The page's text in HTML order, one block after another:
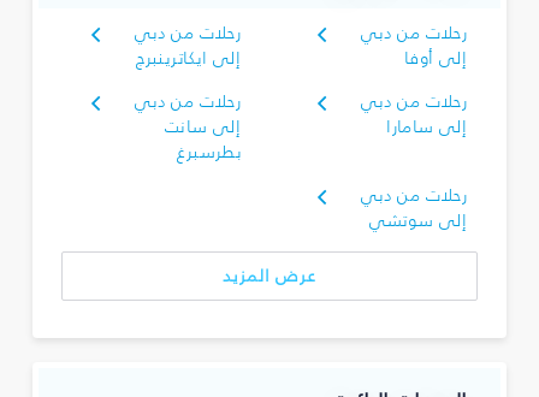
رحلات من دبي
إلى أوفا
رحلات من دبي
إلى ايكاترينبرج
رحلات من دبي
إلى سامارا
رحلات من دبي
إلى سانت
بطرسبرغ
رحلات من دبي
إلى سوتشي
عرض المزيد